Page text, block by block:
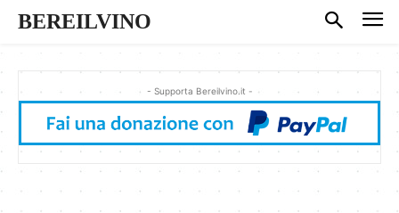
BEREILVINO
- Supporta Bereilvino.it -